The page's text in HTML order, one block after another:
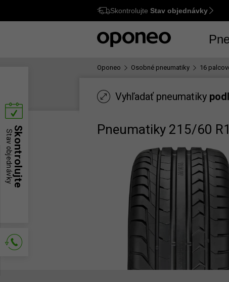
Ctrl M
Skontrolujte Stav objednávky
Oponeo Osobné pneumatiky 16
Vyhľadať pneumatiky
Pneumatiky 215/60
Skontrolujte
Stav objednávky